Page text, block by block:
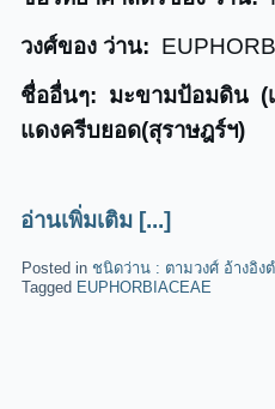
วงศ์ของ ว่าน:
ชื่ออื่นๆ: มะขามป้อมดิน (
แดงครีบยอด(สุราษฎร์ฯ)
อ่านเพิ่มเติม [...]
Posted in ชนิดว่าน : ตามวงศ์ อ้างอิ
Tagged EUPHORBIACEAE